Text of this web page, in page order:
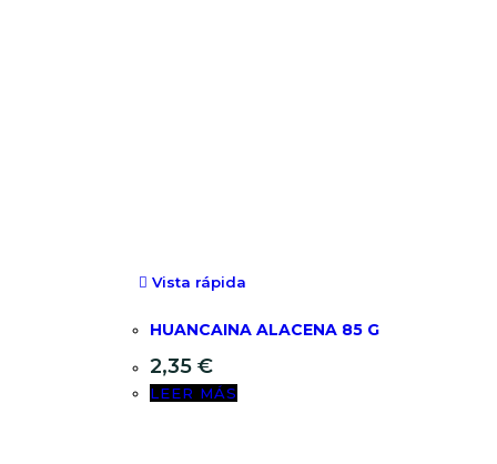
Vista rápida
HUANCAINA ALACENA 85 G
2,35 €
LEER MÁS